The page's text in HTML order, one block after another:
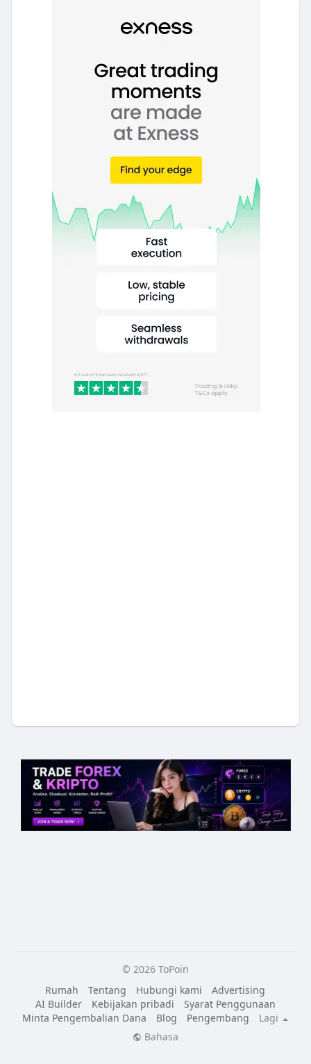
© 2026 ToPoin
Rumah
Tentang Hubungi kami
Advertising
AI Builder
Kebijakan pribadi
Syarat Penggunaan
Minta Pengembalian Dana
Blog Pengembang
Lagi
Bahasa